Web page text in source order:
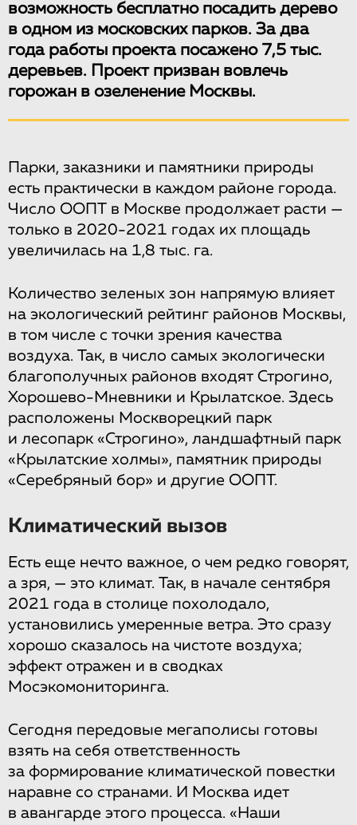
возможность бесплатно посадить дерево
в одном из московских парков. За два
года работы проекта посажено 7,5 тыс.
деревьев. Проект призван вовлечь
горожан в озеленение Москвы.
Парки, заказники и памятники природы
есть практически в каждом районе города.
Число ООПТ в Москве продолжает расти —
только в 2020-2021 годах их площадь
увеличилась на 1,8 тыс. га.
Количество зеленых зон напрямую влияет
на экологический рейтинг районов Москвы,
в том числе с точки зрения качества
воздуха. Так, в число самых экологически
благополучных районов входят Строгино,
Хорошево-Мневники и Крылатское. Здесь
расположены Москворецкий парк
и лесопарк «Строгино», ландшафтный парк
«Крылатские холмы», памятник природы
«Серебряный бор» и другие ООПТ.
Климатический вызов
Есть еще нечто важное, о чем редко говорят,
а зря, — это климат. Так, в начале сентября
2021 года в столице похолодало,
установились умеренные ветра. Это сразу
хорошо сказалось на чистоте воздуха;
эффект отражен и в сводках
Мосэкомониторинга.
Сегодня передовые мегаполисы готовы
взять на себя ответственность
за формирование климатической повестки
наравне со странами. И Москва идет
в авангарде этого процесса. «Наши